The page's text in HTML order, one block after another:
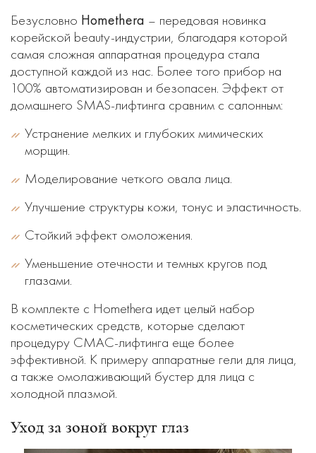
Безусловно Homethera – передовая новинка
корейской beauty-индустрии, благодаря которой
самая сложная аппаратная процедура стала
доступной каждой из нас. Более того прибор на
100% автоматизирован и безопасен. Эффект от
домашнего SMAS-лифтинга сравним с салонным:
Устранение мелких и глубоких мимических
морщин.
Моделирование четкого овала лица.
Улучшение структуры кожи, тонус и эластичность.
Стойкий эффект омоложения.
Уменьшение отечности и темных кругов под
глазами.
В комплекте с Homethera идет целый набор
косметических средств, которые сделают
процедуру СМАС-лифтинга еще более
эффективной. К примеру аппаратные гели для лица,
а также омолаживающий бустер для лица с
холодной плазмой.
Уход за зоной вокруг глаз